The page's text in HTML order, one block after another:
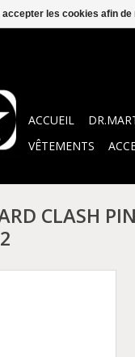
ACCUEIL
VÊTEMENTS
CLASH
accepter les cookies afin